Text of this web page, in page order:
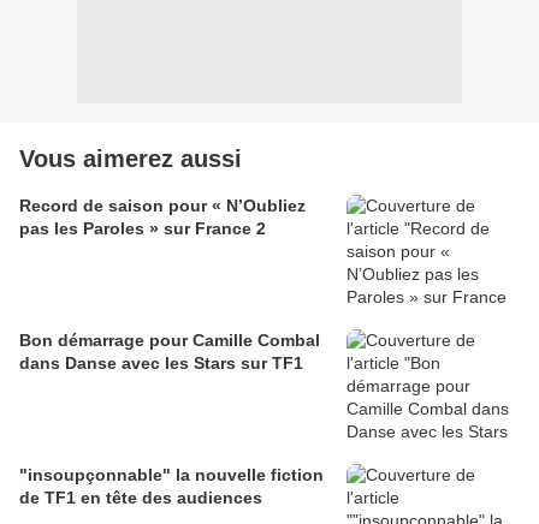
Vous aimerez aussi
Record de saison pour « N’Oubliez
pas les Paroles » sur France 2
Bon démarrage pour Camille Combal
dans Danse avec les Stars sur TF1
"insoupçonnable" la nouvelle fiction
de TF1 en tête des audiences